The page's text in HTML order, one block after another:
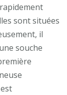
sont situées
il
souche